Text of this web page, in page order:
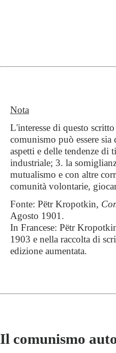
Nota
L'interesse di questo
comunismo può essere
aspetti e delle tendenze di
industriale; 3. la
mutualismo e con altre
comunità volontarie,
Fonte: Pëtr Kropotkin,
Agosto 1901.
In Francese: Pëtr
1903 e nella raccolta di
edizione aumentata.
Il comunismo